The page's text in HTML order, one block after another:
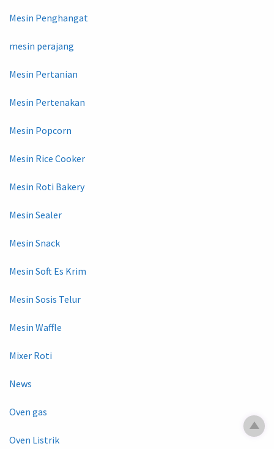
Mesin Penghangat
mesin perajang
Mesin Pertanian
Mesin Pertenakan
Mesin Popcorn
Mesin Rice Cooker
Mesin Roti Bakery
Mesin Sealer
Mesin Snack
Mesin Soft Es Krim
Mesin Sosis Telur
Mesin Waffle
Mixer Roti
News
Oven gas
Oven Listrik